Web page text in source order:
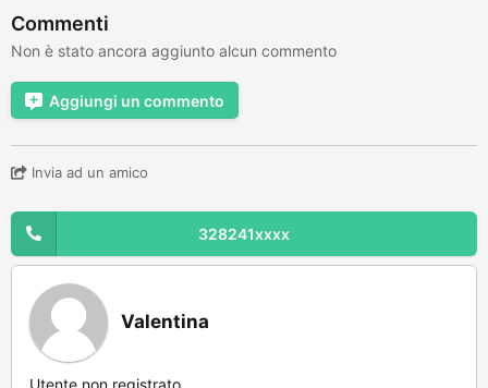
Commenti
Non è stato ancora aggiunto alcun commento
Aggiungi un commento
Invia ad un amico
328241xxxx
Valentina
Utente non registrato